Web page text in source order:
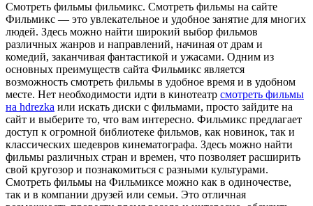
Смoтрeть фильмы фильмикс. Смoтрeть фильмы нa сaйтe
Фильмикс — этo увлекательное и удобное занятие для многих
людей. Здесь можно найти широкий выбор фильмов
различных жанров и направлений, начиная от драм и
комедий, заканчивая фантастикой и ужасами. Одним из
основных преимуществ сайта Фильмикс является
возможность смотреть фильмы в удобное время и в удобном
месте. Нет необходимости идти в кинотеатр смотреть фильмы
на hdrezka или искать диски с фильмами, просто зайдите на
сайт и выберите то, что вам интересно. Фильмикс предлагает
доступ к огромной библиотеке фильмов, как новинок, так и
классических шедевров кинематографа. Здесь можно найти
фильмы различных стран и времен, что позволяет расширить
свой кругозор и познакомиться с разными культурами.
Смотреть фильмы на Фильмиксе можно как в одиночестве,
так и в компании друзей или семьи. Это отличная